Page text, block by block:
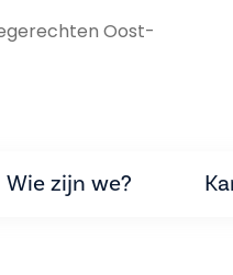
Oost-
Wie zijn we?